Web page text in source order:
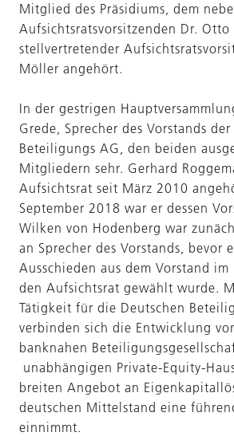
Mitglied des Präsidiums, dem
Aufsichtsratsvorsitzenden Dr.
stellvertretender
Möller angehört.
In der gestrigen
Grede, Sprecher des Vorstands
Beteiligungs AG, den beiden
Mitgliedern sehr. Gerhard
Aufsichtsrat seit März 2010
September 2018 war er dessen
Wilken von Hodenberg war
an Sprecher des Vorstands, bevor
Ausschieden aus dem Vorstand
den Aufsichtsrat gewählt wurde.
Tätigkeit für die Deutschen
verbinden sich die Entwicklung
banknahen
unabhängigen Private-Equity-
breiten Angebot an
deutschen Mittelstand eine
einnimmt.